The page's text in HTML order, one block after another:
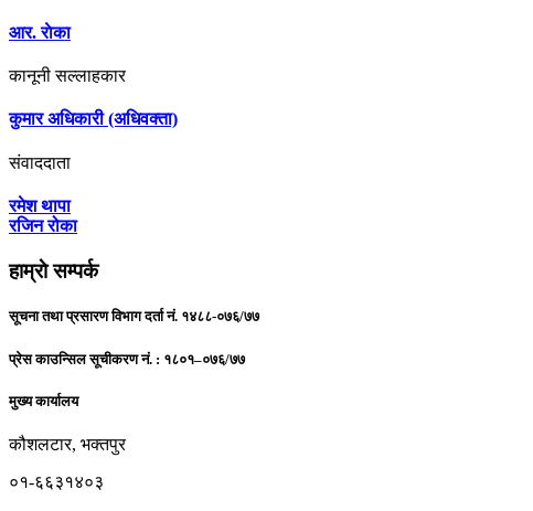
आर. राेका
कानूनी सल्लाहकार
कुमार अधिकारी (अधिवक्ता)
संवाददाता
रमेश थापा
रजिन रोका
हाम्राे सम्पर्क
सूचना तथा प्रसारण विभाग दर्ता नं. १४८८-०७६/७७
प्रेस काउन्सिल सूचीकरण नं. : १८०१–०७६/७७
मुख्य कार्यालय
कौशलटार, भक्तपुर
०१-६६३१४०३